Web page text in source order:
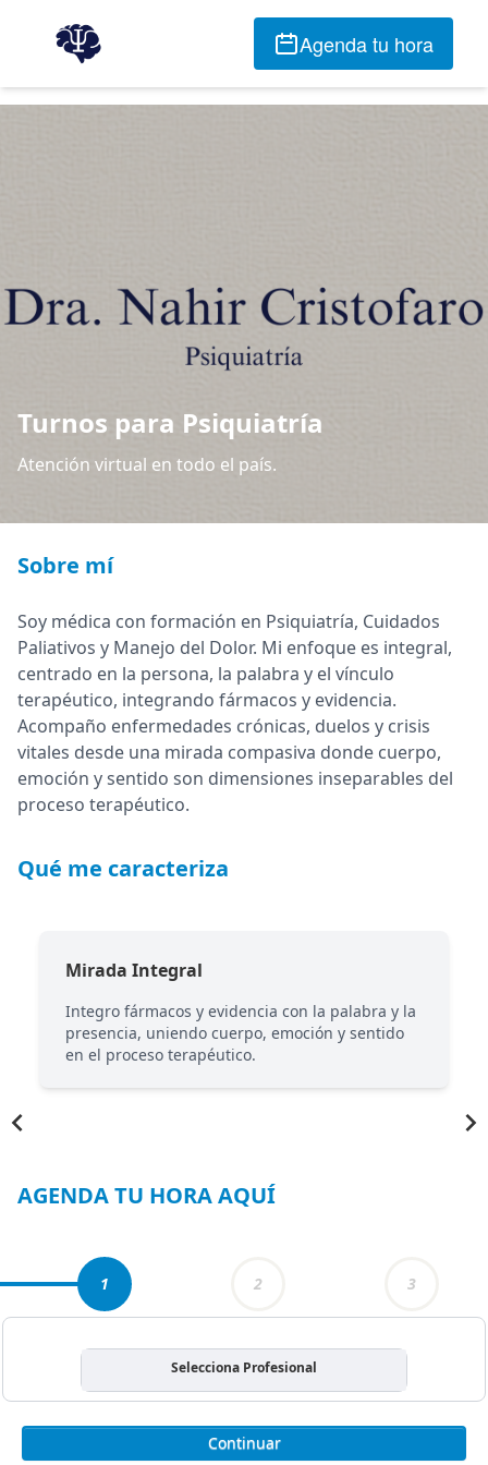
Agenda tu hora
Turnos para Psiquiatría
Atención virtual en todo el país.
Sobre mí
Soy médica con formación en Psiquiatría, Cuidados
Paliativos y Manejo del Dolor. Mi enfoque es integral,
centrado en la persona, la palabra y el vínculo
terapéutico, integrando fármacos y evidencia.
Acompaño enfermedades crónicas, duelos y crisis
vitales desde una mirada compasiva donde cuerpo,
emoción y sentido son dimensiones inseparables del
proceso terapéutico.
Qué me caracteriza
Mirada Integral
Integro fármacos y evidencia con la palabra y la
presencia, uniendo cuerpo, emoción y sentido
en el proceso terapéutico.
AGENDA TU HORA AQUÍ
1 2 3
Selecciona Profesional
Continuar